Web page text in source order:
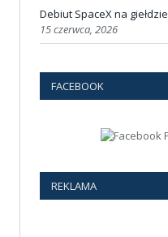
Debiut SpaceX na giełdzie
15 czerwca, 2026
FACEBOOK
REKLAMA